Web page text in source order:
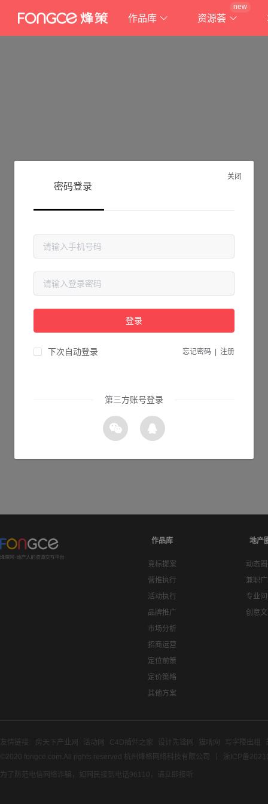
作品库 资源荟
new
抱歉!
请检查您输入的网址是否正确，或点击下面的按钮返回首页。
作品库
竞标提案
营推执行
活动执行
品牌推广
市场分析
招商运营
定位前策
定价策略
其他方案
地产
动态
兼职
专业
创意
友情链接: 房天下产业网 活动网 C4D插件之家 设计先锋网 猫啃网 写字楼出租
©2020 fongce.com.All rights reserved 杭州烽格网络科技有限公司
浙ICP备
为了防范电信网络诈骗，如网民接到电话96110，请立即接听
关闭
密码登录
登录
下次自动登录 忘记密码 注册
第三方账号登录